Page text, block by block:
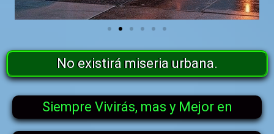
No existirá miseria urbana.
Siempre Vivirás, mas y Mejor en